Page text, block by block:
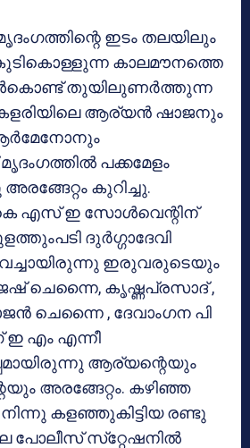
ഇടം തലയിലും
കാലമൗനത്തെ
തുയിലുണര്‍ത്തുന്ന
ആര്യന്‍ ഷാജനും
പക്കമേളം
കുറിച്ചു.
കെ എസ് ഇ സോള്‍വെന്റിന്
ദുര്‍ഗ്ഗാദേവി
ഇരുവരുടെയും
ചെന്നൈ, കൃഷ്ണപ്രസാദ് ,
ചെന്നൈ , ദേവാംഗന പി
എം എന്നീ
ആര്യന്റെയും
അരങ്ങേറ്റം. കഴിഞ്ഞ
കളഞ്ഞുകിട്ടിയ രണ്ടു
പോലീസ് സ്‌റ്റേഷനില്‍